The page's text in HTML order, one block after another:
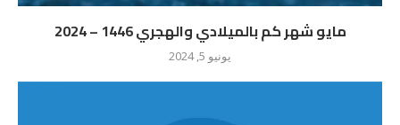
مايو شهر كم بالميلادي والهجري 1446 – 2024
يونيو 5, 2024